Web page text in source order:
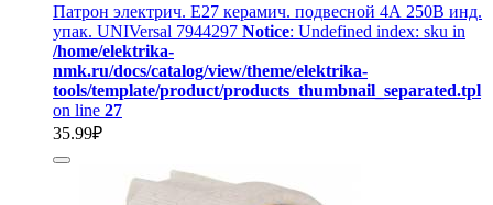
Патрон электрич. E27 керамич. подвесной 4А 250В инд.
упак. UNIVersal 7944297 Notice: Undefined index: sku in
/home/elektrika-
nmk.ru/docs/catalog/view/theme/elektrika-
tools/template/product/products_thumbnail_separated.tpl
on line 27
35.99₽